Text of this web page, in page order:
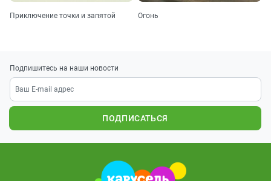
Приключение точки и запятой Огонь
Подпишитесь на наши новости
ПОДПИСАТЬСЯ